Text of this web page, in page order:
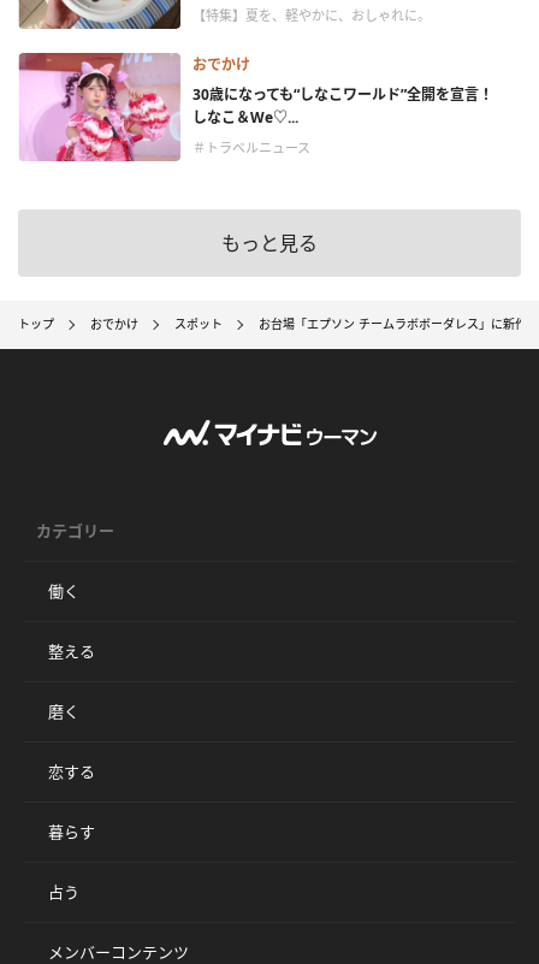
【特集】夏を、軽やかに、おしゃれに。
おでかけ
30歳になっても“しなこワールド”全開を宣言！
しなこ＆We♡...
＃トラベルニュース
もっと見る
トップ おでかけ スポット お台場「エプソン チームラボボーダレス」に新作
カテゴリー
働く
整える
磨く
恋する
暮らす
占う
メンバーコンテンツ